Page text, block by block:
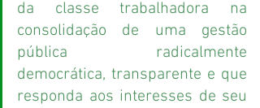
da classe trabalhadora na
consolidação de uma gestão
pública radicalmente
democrática, transparente e que
responda aos interesses de seu